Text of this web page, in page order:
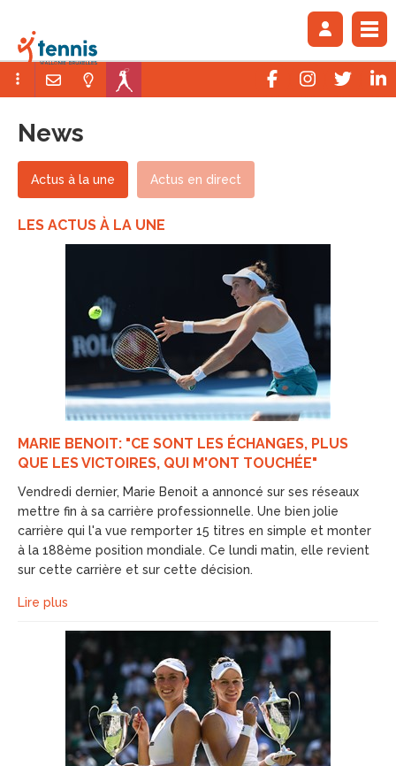
News
Actus à la une Actus en direct
LES ACTUS À LA UNE
MARIE BENOIT: "CE SONT LES ÉCHANGES, PLUS
QUE LES VICTOIRES, QUI M'ONT TOUCHÉE"
Vendredi dernier, Marie Benoit a annoncé sur ses réseaux
mettre fin à sa carrière professionnelle. Une bien jolie
carrière qui l'a vue remporter 15 titres en simple et monter
à la 188ème position mondiale. Ce lundi matin, elle revient
sur cette carrière et sur cette décision.
Lire plus